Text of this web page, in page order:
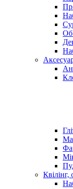
Квілінг,